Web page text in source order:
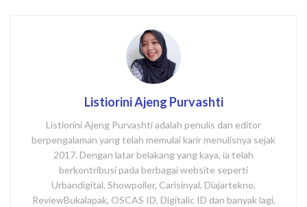
Listiorini Ajeng Purvashti
Listiorini Ajeng Purvashti adalah penulis dan editor
berpengalaman yang telah memulai karir menulisnya sejak
2017. Dengan latar belakang yang kaya, ia telah
berkontribusi pada berbagai website seperti
Urbandigital, Showpoiler, Carisinyal, Diajartekno,
ReviewBukalapak, OSCAS ID, Digitalic ID dan banyak lagi,